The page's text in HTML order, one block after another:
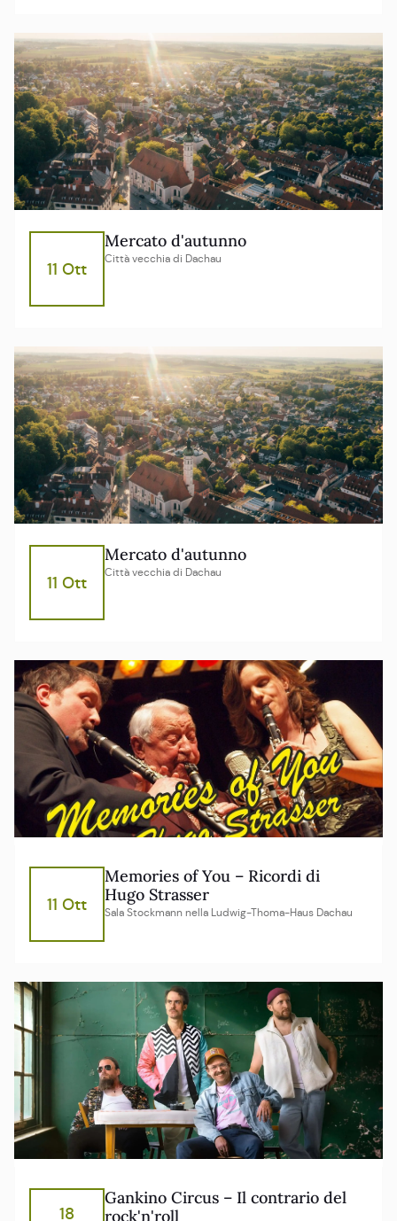
11 Ott
Mercato d'autunno
Città vecchia di Dachau
11 Ott
Mercato d'autunno
Città vecchia di Dachau
11 Ott
Memories of You – Ricordi di
Hugo Strasser
Sala Stockmann nella Ludwig-Thoma-Haus Dachau
18
Gankino Circus – Il contrario del
rock'n'roll